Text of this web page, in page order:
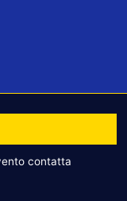
contatta